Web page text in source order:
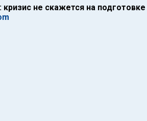
кризис не скажется на